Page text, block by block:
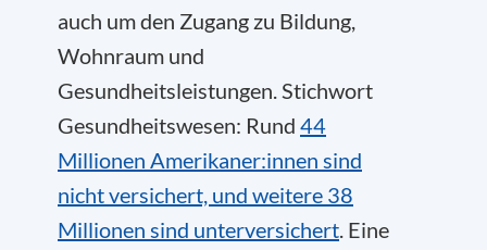
auch um den Zugang zu Bildung,
Wohnraum und
Gesundheitsleistungen. Stichwort
Gesundheitswesen: Rund 44
Millionen Amerikaner:innen sind
nicht versichert, und weitere 38
Millionen sind unterversichert. Eine